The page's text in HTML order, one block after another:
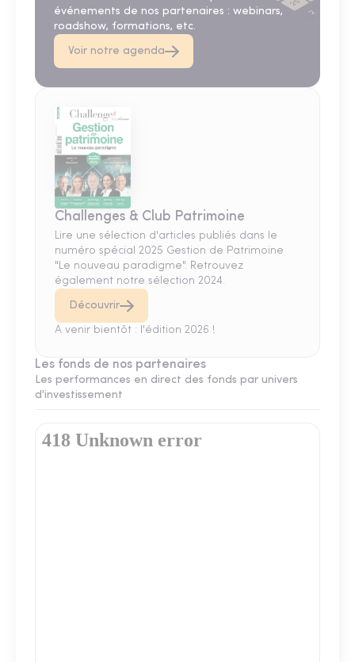
événements de nos partenaires : webinars,
roadshow, formations, etc.
Voir notre agenda
Challenges & Club Patrimoine
Lire une sélection d'articles publiés dans le
numéro spécial 2025 Gestion de Patrimoine
"Le nouveau paradigme". Retrouvez
également notre sélection 2024.
Découvrir
A venir bientôt : l'édition 2026 !
Les fonds de nos partenaires
Les performances en direct des fonds par univers
d'investissement